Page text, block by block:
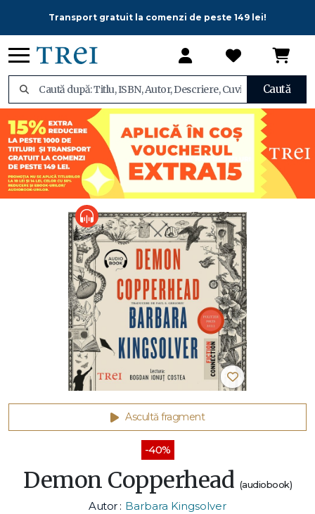
Transport gratuit la comenzi de peste 149 lei!
Caută
Ascultă fragment
-40%
Demon Copperhead (audiobook)
Autor : Barbara Kingsolver